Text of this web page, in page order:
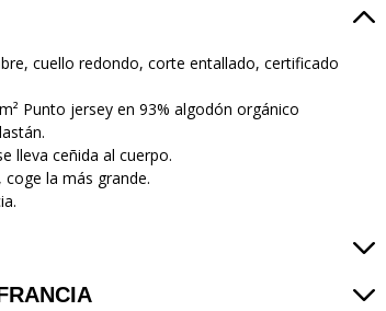
cuello redondo, corte entallado, certificado
Punto jersey en 93% algodón orgánico
lleva ceñida al cuerpo.
la más grande.